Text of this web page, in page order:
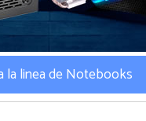
la linea de Notebooks